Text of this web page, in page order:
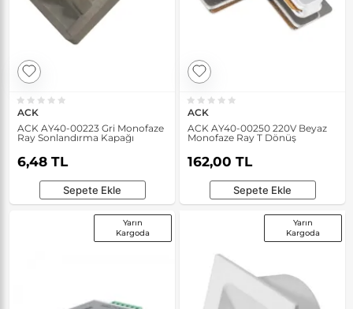
ACK
ACK AY40-00223 Gri Monofaze
Ray Sonlandırma Kapağı
6,48 TL
Sepete Ekle
ACK
ACK AY40-00250 220V Beyaz
Monofaze Ray T Dönüş
162,00 TL
Sepete Ekle
Yarın
Kargoda
Yarın
Kargoda